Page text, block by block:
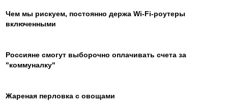
Чем мы рискуем, постоянно держа Wi-Fi-роутеры
включенными
Россияне смогут выборочно оплачивать счета за
"коммуналку"
Жареная перловка с овощами